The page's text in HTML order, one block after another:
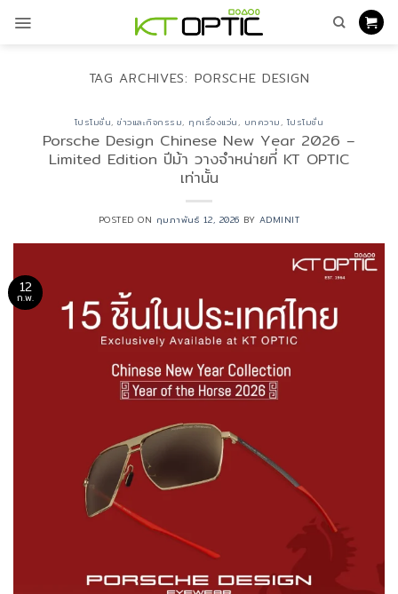
TAG ARCHIVES: PORSCHE DESIGN
โปรโมชั่น,ข่าวและกิจกรรม, ทุกเรื่องแว่น, บทความ, โปรโมชั่น
Porsche Design Chinese New Year 2026 –
Limited Edition ปีม้า วางจำหน่ายที่ KT OPTIC
เท่านั้น
POSTED ON กุมภาพันธ์ 12, 2026 BY ADMINIT
12
ก.พ.